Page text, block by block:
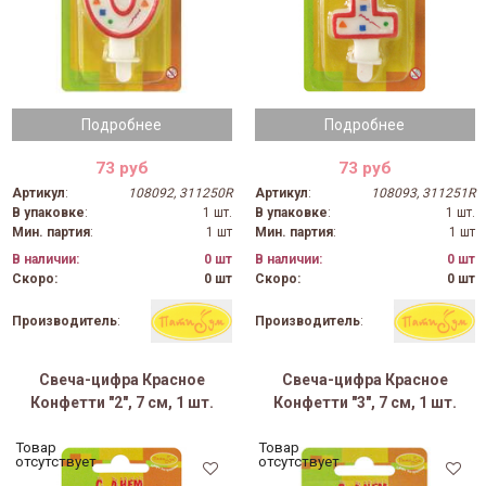
Подробнее
73 руб
Артикул:
108092, 311250R
В упаковке:
1 шт.
Мин. партия:
1 шт
В наличии:
0 шт
Скоро:
0 шт
Производитель:
Подробнее
73 руб
Артикул:
108093, 311251R
В упаковке:
1 шт.
Мин. партия:
1 шт
В наличии:
0 шт
Скоро:
0 шт
Производитель:
Свеча-цифра Красное
Конфетти "2", 7 см, 1 шт.
Товар
отсутствует
Свеча-цифра Красное
Конфетти "3", 7 см, 1 шт.
Товар
отсутствует